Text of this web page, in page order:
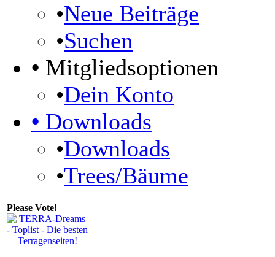
•Neue Beiträge
•Suchen
• Mitgliedsoptionen
•Dein Konto
• Downloads
•Downloads
•Trees/Bäume
Please Vote!